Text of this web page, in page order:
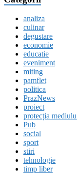
analiza
culinar
degustare
economie
educatie
eveniment
miting
pamflet
politica
PrazNews
proiect
protecția
Pub
social
sport
stiri
tehnologie
timp liber